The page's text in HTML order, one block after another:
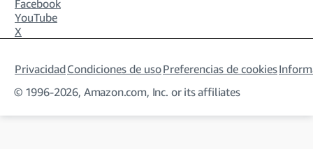
Facebook
YouTube
X
PrivacidadCondiciones de usoPreferencias de cookies
© 1996-2026, Amazon.com, Inc. or its affiliates